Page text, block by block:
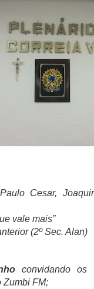
Cesar,
vale mais”
(2º Sec. Alan)
convidando os
Zumbi FM;